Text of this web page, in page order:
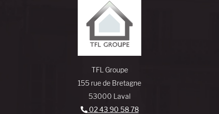
TFL Groupe
155 rue de Bretagne
53000 Laval
02 43 90 58 78